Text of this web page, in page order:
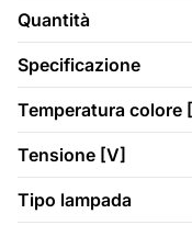
Quantità
Specificazione
Temperatura colore
Tensione [V]
Tipo lampada